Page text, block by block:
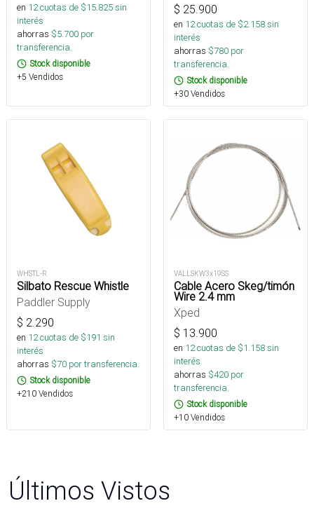
en 12cuotas de $15.825sin
interés
ahorras $5.700 por
transferencia.
Stock disponible
+5 Vendidos
$ 25.900
en 12cuotas de $2.158sin
interés
ahorras $780 por
transferencia.
Stock disponible
+30 Vendidos
WHSTL-R
Silbato Rescue Whistle
Paddler Supply
$ 2.290
en 12cuotas de $191 sin
interés
ahorras $70 por transferencia.
Stock disponible
+210 Vendidos
VALLSKW3x19SS
Cable Acero Skeg/timón
Wire 2.4 mm
Xped
$ 13.900
en 12cuotas de $1.158sin
interés
ahorras $420 por
transferencia.
Stock disponible
+10 Vendidos
Últimos Vistos